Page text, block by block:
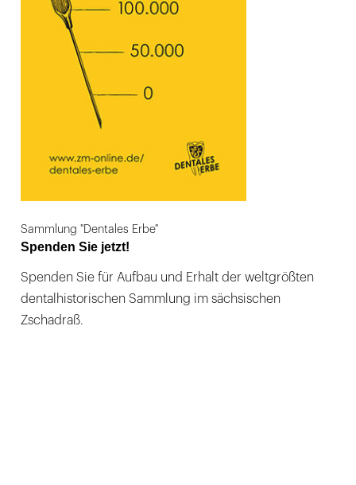
Sammlung "Dentales Erbe"
Spenden Sie jetzt!
Spenden Sie für Aufbau und Erhalt der weltgrößten
dentalhistorischen Sammlung im sächsischen
Zschadraß.